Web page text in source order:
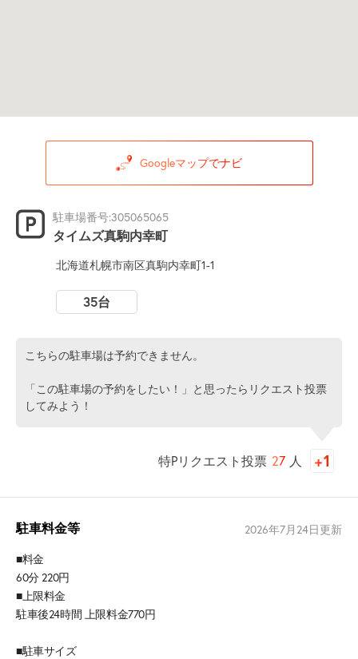
Googleマップでナビ
駐車場番号:305065065
タイムズ真駒内幸町
北海道札幌市南区真駒内幸町1-1
35台
こちらの駐車場は予約できません。
「この駐車場の予約をしたい！」と思ったらリクエスト投票
してみよう！
特Pリクエスト投票 27 人
駐車料金等 2026年7月24日更新
■料金
60分 220円
■上限料金
駐車後24時間 上限料金770円
■駐車サイズ